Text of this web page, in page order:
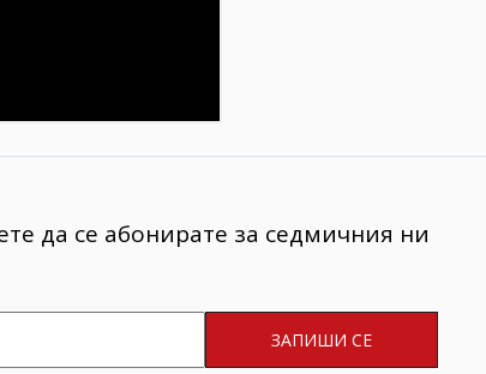
да се абонирате за седмичния ни